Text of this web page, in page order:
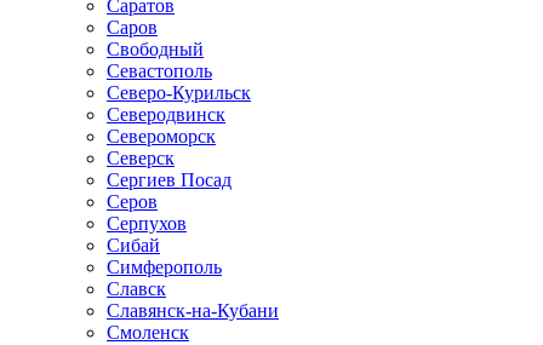
Саратов
Саров
Свободный
Севастополь
Северо-Курильск
Северодвинск
Североморск
Северск
Сергиев Посад
Серов
Серпухов
Сибай
Симферополь
Славск
Славянск-на-Кубани
Смоленск